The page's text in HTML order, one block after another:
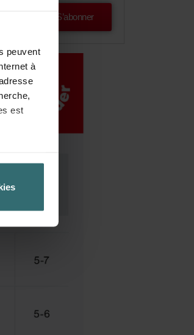
peuvent
à
est
pouvez
ne
S’abonner